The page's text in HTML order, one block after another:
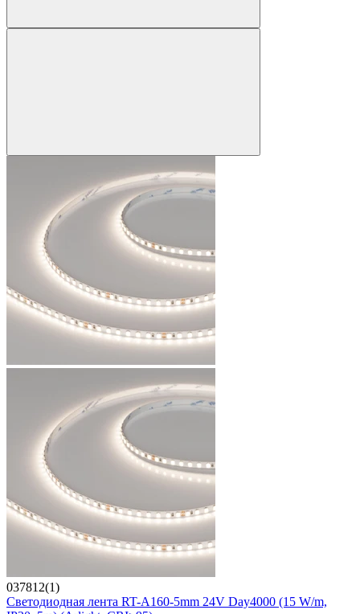
037812(1)
Светодиодная лента RT-A160-5mm 24V Day4000 (15 W/m,